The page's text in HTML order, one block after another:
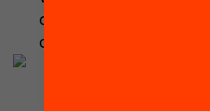
d’informació per via
correu electrònic.